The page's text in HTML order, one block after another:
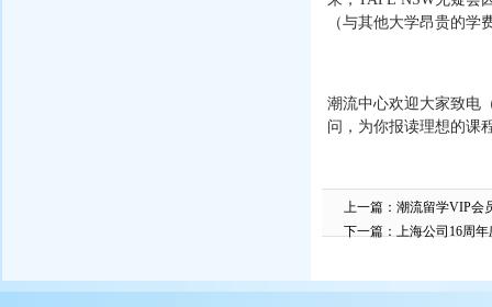
（与其他大学昂贵的
潮流中心欢迎大家致电
问，为你报读理想的课
上一篇： 潮流留学VIP会
下一篇： 上海公司16周